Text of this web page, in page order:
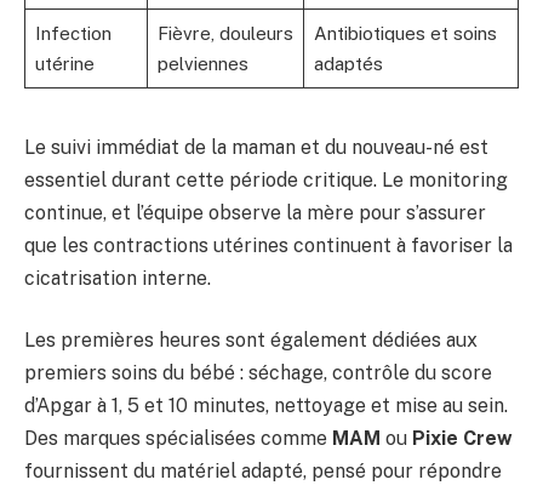
Infection
utérine
Fièvre, douleurs
pelviennes
Antibiotiques et soins
adaptés
Le suivi immédiat de la maman et du nouveau-né est
essentiel durant cette période critique. Le monitoring
continue, et l’équipe observe la mère pour s’assurer
que les contractions utérines continuent à favoriser la
cicatrisation interne.
Les premières heures sont également dédiées aux
premiers soins du bébé : séchage, contrôle du score
d’Apgar à 1, 5 et 10 minutes, nettoyage et mise au sein.
Des marques spécialisées comme MAM ou Pixie Crew
fournissent du matériel adapté, pensé pour répondre